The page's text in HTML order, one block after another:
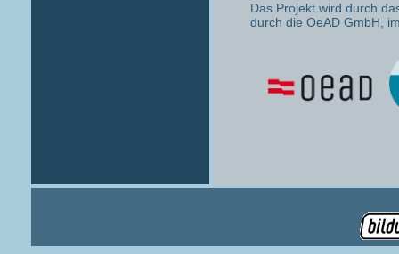
Das Projekt wird durch
durch die OeAD GmbH,